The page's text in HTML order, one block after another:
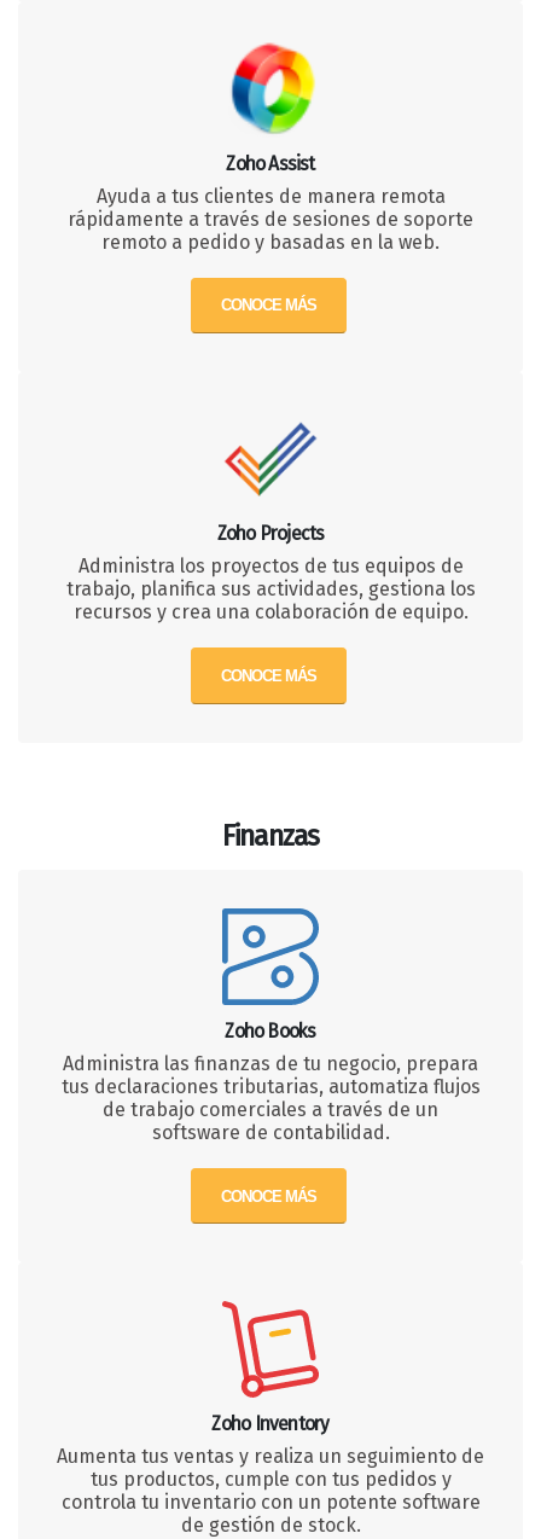
Zoho Assist
Ayuda a tus clientes de manera remota
rápidamente a través de sesiones de soporte
remoto a pedido y basadas en la web.
CONOCE MÁS
Zoho Projects
Administra los proyectos de tus equipos de
trabajo, planifica sus actividades, gestiona los
recursos y crea una colaboración de equipo.
CONOCE MÁS
Finanzas
Zoho Books
Administra las finanzas de tu negocio, prepara
tus declaraciones tributarias, automatiza flujos
de trabajo comerciales a través de un
softsware de contabilidad.
CONOCE MÁS
Zoho Inventory
Aumenta tus ventas y realiza un seguimiento de
tus productos, cumple con tus pedidos y
controla tu inventario con un potente software
de gestión de stock.